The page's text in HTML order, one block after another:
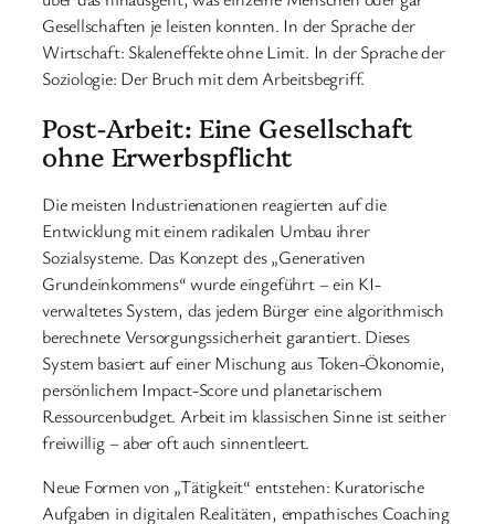
Gesellschaften je leisten konnten. In der Sprache der
Wirtschaft: Skaleneffekte ohne Limit. In der Sprache der
Soziologie: Der Bruch mit dem Arbeitsbegriff.
Post-Arbeit: Eine Gesellschaft
ohne Erwerbspflicht
Die meisten Industrienationen reagierten auf die
Entwicklung mit einem radikalen Umbau ihrer
Sozialsysteme. Das Konzept des „Generativen
Grundeinkommens“ wurde eingeführt – ein KI-
verwaltetes System, das jedem Bürger eine algorithmisch
berechnete Versorgungssicherheit garantiert. Dieses
System basiert auf einer Mischung aus Token-Ökonomie,
persönlichem Impact-Score und planetarischem
Ressourcenbudget. Arbeit im klassischen Sinne ist seither
freiwillig – aber oft auch sinnentleert.
Neue Formen von „Tätigkeit“ entstehen: Kuratorische
Aufgaben in digitalen Realitäten, empathisches Coaching